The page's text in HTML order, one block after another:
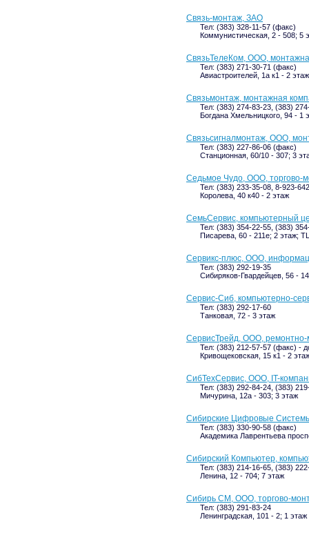
Связь-монтаж, ЗАО
Тел: (383) 328-11-57 (факс)
Коммунистическая, 2 - 508; 5
СвязьТелеКом, ООО,
Тел: (383) 271-30-71 (факс)
Авиастроителей, 1а к1 - 2 этаж
Связьмонтаж, монтажная
Тел: (383) 274-83-23, (383)
Богдана Хмельницкого, 94 - 1
Связьсигналмонтаж, ООО,
Тел: (383) 227-86-06 (факс)
Станционная, 60/10 - 307; 3
Седьмое Чудо, ООО, торгово-
Тел: (383) 233-35-08, 8-923-
Королева, 40 к40 - 2 этаж
СемьСервис, компьютерный
Тел: (383) 354-22-55, (383)
Писарева, 60 - 211е; 2 этаж;
Сервикс-плюс, ООО,
Тел: (383) 292-19-35
Сибиряков-Гвардейцев, 56 -
Сервис-Сиб, компьютерно-
Тел: (383) 292-17-60
Танковая, 72 - 3 этаж
СервисТрейд, ООО,
Тел: (383) 212-57-57 (факс) -
Кривощековская, 15 к1 - 2
СибТехСервис, ООО, IT-
Тел: (383) 292-84-24, (383)
Мичурина, 12а - 303; 3 этаж
Сибирские Цифровые
Тел: (383) 330-90-58 (факс)
Академика Лаврентьева
Сибирский Компьютер,
Тел: (383) 214-16-65, (383)
Ленина, 12 - 704; 7 этаж
Сибирь СМ, ООО, торгово-
Тел: (383) 291-83-24
Ленинградская, 101 - 2; 1 этаж